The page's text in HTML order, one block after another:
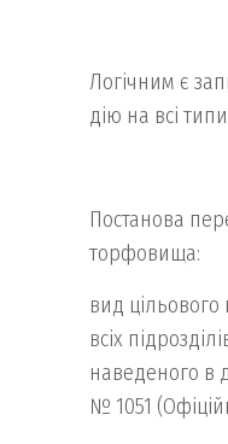
Логічним є
дію на всі
Постанова
торфовища:
вид
всіх
наведеного в
№ 1051